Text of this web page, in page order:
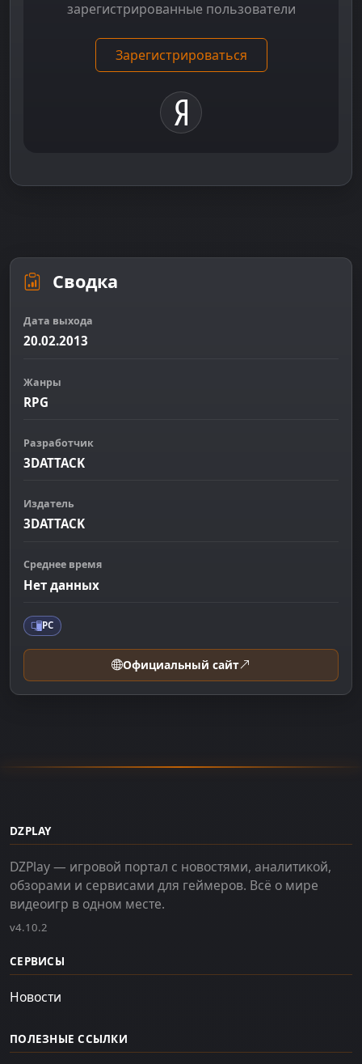
зарегистрированные пользователи
Зарегистрироваться
Сводка
Дата выхода
20.02.2013
Жанры
RPG
Разработчик
3DATTACK
Издатель
3DATTACK
Среднее время
Нет данных
PC
Официальный сайт
DZPLAY
DZPlay — игровой портал с новостями, аналитикой,
обзорами и сервисами для геймеров. Всё о мире
видеоигр в одном месте.
v4.10.2
СЕРВИСЫ
Новости
ПОЛЕЗНЫЕ ССЫЛКИ